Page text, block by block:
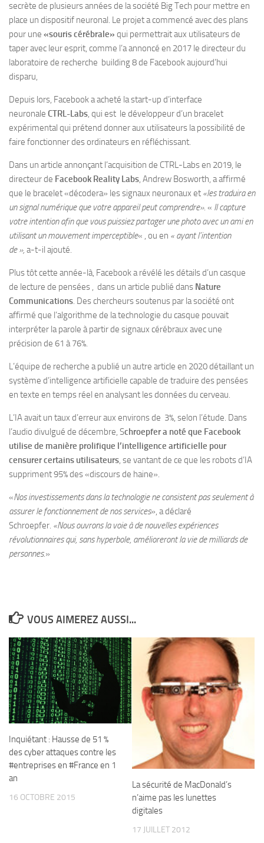
secrète de plusieurs années de la société Big Tech pour mettre en
place un dispositif neuronal. Le projet a commencé avec des plans
pour une «souris cérébrale» qui permettrait aux utilisateurs de
taper avec leur esprit, comme l’a annoncé en 2017 le directeur du
laboratoire de recherche building 8 de Facebook aujourd’hui
disparu,
Depuis lors, Facebook a acheté la start-up d’interface
neuronale CTRL-Labs, qui est le développeur d’un bracelet
expérimental qui prétend donner aux utilisateurs la possibilité de
faire fonctionner des ordinateurs en réfléchissant.
Dans un article annonçant l’acquisition de CTRL-Labs en 2019, le
directeur de Facebook Reality Labs, Andrew Bosworth, a affirmé
que le bracelet «décodera» les signaux neuronaux et «les traduira en
un signal numérique que votre appareil peut comprendre». « Il capture
votre intention afin que vous puissiez partager une photo avec un ami en
utilisant un mouvement imperceptible« , ou en « ayant l’intention
de », a-t-il ajouté.
Plus tôt cette année-là, Facebook a révélé les détails d’un casque
de lecture de pensées , dans un article publié dans Nature
Communications. Des chercheurs soutenus par la société ont
affirmé que l’algorithme de la technologie du casque pouvait
interpréter la parole à partir de signaux cérébraux avec une
précision de 61 à 76%.
L’équipe de recherche a publié un autre article en 2020 détaillant un
système d’intelligence artificielle capable de traduire des pensées
en texte en temps réel en analysant les données du cerveau.
L’IA avait un taux d’erreur aux environs de 3%, selon l’étude. Dans
l’audio divulgué de décembre, Schroepfer a noté que Facebook
utilise de manière prolifique l’intelligence artificielle pour
censurer certains utilisateurs, se vantant de ce que les robots d’IA
suppriment 95% des «discours de haine».
«Nos investissements dans la technologie ne consistent pas seulement à
assurer le fonctionnement de nos services», a déclaré
Schroepfer. «Nous ouvrons la voie à de nouvelles expériences
révolutionnaires qui, sans hyperbole, amélioreront la vie de milliards de
personnes.»
VOUS AIMEREZ AUSSI...
Inquiétant : Hausse de 51 %
des cyber attaques contre les
#entreprises en #France en 1
an
16 OCTOBRE 2015
La sécurité de MacDonald’s
n’aime pas les lunettes
digitales
17 JUILLET 2012